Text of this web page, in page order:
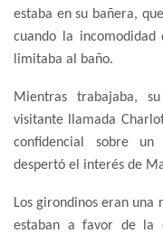
estaba en su bañera,
cuando la
limitaba al baño.
Mientras trabajaba,
visitante llamada
confidencial sobre
despertó el interés de
Los girondinos eran
estaban a favor de la